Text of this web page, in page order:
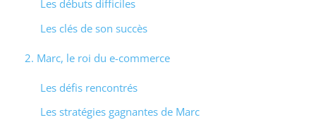
Les débuts difficiles
Les clés de son succès
2. Marc, le roi du e-commerce
Les défis rencontrés
Les stratégies gagnantes de Marc